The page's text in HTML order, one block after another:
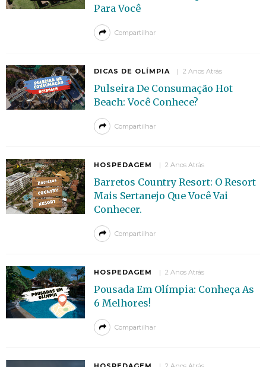
Para Você
Compartilhar
DICAS DE OLÍMPIA 2 Anos Atrás
Pulseira De Consumação Hot
Beach: Você Conhece?
Compartilhar
HOSPEDAGEM 2 Anos Atrás
Barretos Country Resort: O Resort
Mais Sertanejo Que Você Vai
Conhecer.
Compartilhar
HOSPEDAGEM 2 Anos Atrás
Pousada Em Olímpia: Conheça As
6 Melhores!
Compartilhar